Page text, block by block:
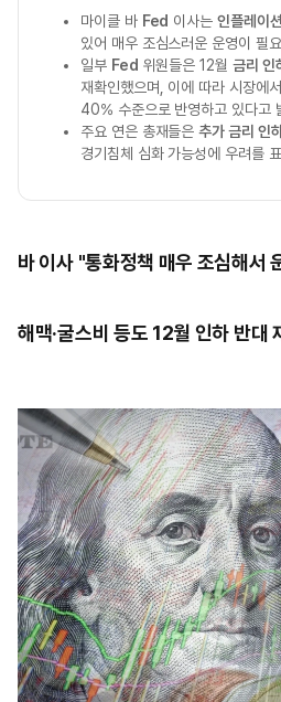
마이클 바 Fed 이사는인플레이션
있어 매우 조심스러운 운영이 필
일부 Fed 위원들은 12월 금리 인
재확인했으며, 이에 따라 시장에
40% 수준으로 반영하고 있다고
주요 연은 총재들은추가 금리 인
경기침체 심화 가능성에 우려를
바 이사 "통화정책 매우 조심해서
해맥·굴스비 등도 12월 인하 반대